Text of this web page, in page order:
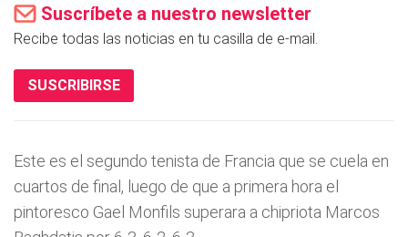
Suscríbete a nuestro newsletter
Recibe todas las noticias en tu casilla de e-mail.
SUSCRIBIRSE
Este es el segundo tenista de Francia que se cuela en
cuartos de final, luego de que a primera hora el
pintoresco Gael Monfils superara a chipriota Marcos